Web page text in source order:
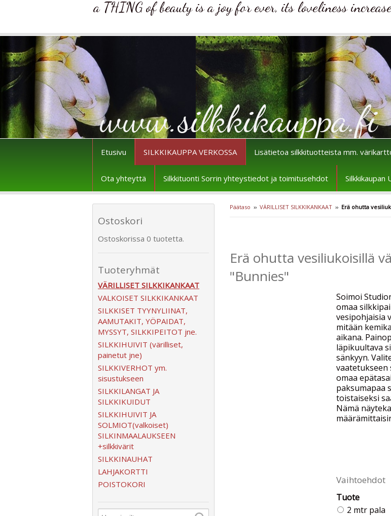
a THING of beauty is a joy for ever, its loveliness
www.silkkikauppa.fi
Etusivu SILKKIKAUPPA VERKOSSA Lisätietoa silkkituotteista mm.
Ota yhteyttä Silkkituonti Sorrin yhteystiedot ja toimitusehdot Silkkikaupan
Päätaso ›› VÄRILLISET SILKKIKANKAAT ›› Erä ohutta
Erä ohutta vesiliukoisillä
"Bunnies"
Soimoi
omaa
vesipohjaisia
mitään
aikana.
läpikuultava
sänkyyn.
vaatetukseen
omaa
paksumapaa
toistaiseksi
Nämä
Vaihtoehdot
Tuote
2 mtr pala
Ostoskori
Ostoskorissa 0 tuotetta.
Tuoteryhmät
VÄRILLISET SILKKIKANKAAT
VALKOISET SILKKIKANKAAT
SILKKISET TYYNYLIINAT,
AAMUTAKIT, YÖPAIDAT,
MYSSYT, SILKKIPEITOT jne.
SILKKIHUIVIT (värilliset,
painetut jne)
SILKKIVERHOT ym.
sisustukseen
SILKKILANGAT JA
SILKKIKUIDUT
SILKKIHUIVIT JA
SOLMIOT(valkoiset)
SILKINMAALAUKSEEN
+silkkivärit
SILKKINAUHAT
LAHJAKORTTI
POISTOKORI